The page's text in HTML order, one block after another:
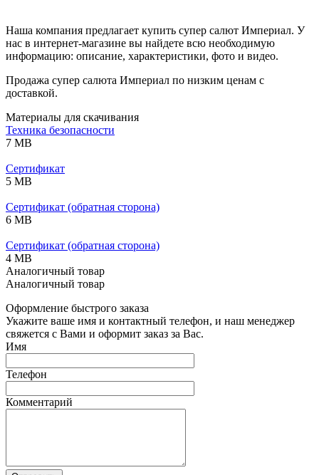
Наша компания предлагает купить супер салют Империал. У
нас в интернет-магазине вы найдете всю необходимую
информацию: описание, характеристики, фото и видео.
Продажа супер салюта Империал по низким ценам с
доставкой.
Материалы для скачивания
Техника безопасности
7 MB
Сертификат
5 MB
Сертификат (обратная сторона)
6 MB
Сертификат (обратная сторона)
4 MB
Аналогичный товар
Аналогичный товар
Оформление быстрого заказа
Укажите ваше имя и контактный телефон, и наш менеджер
свяжется с Вами и оформит заказ за Вас.
Имя
Телефон
Комментарий